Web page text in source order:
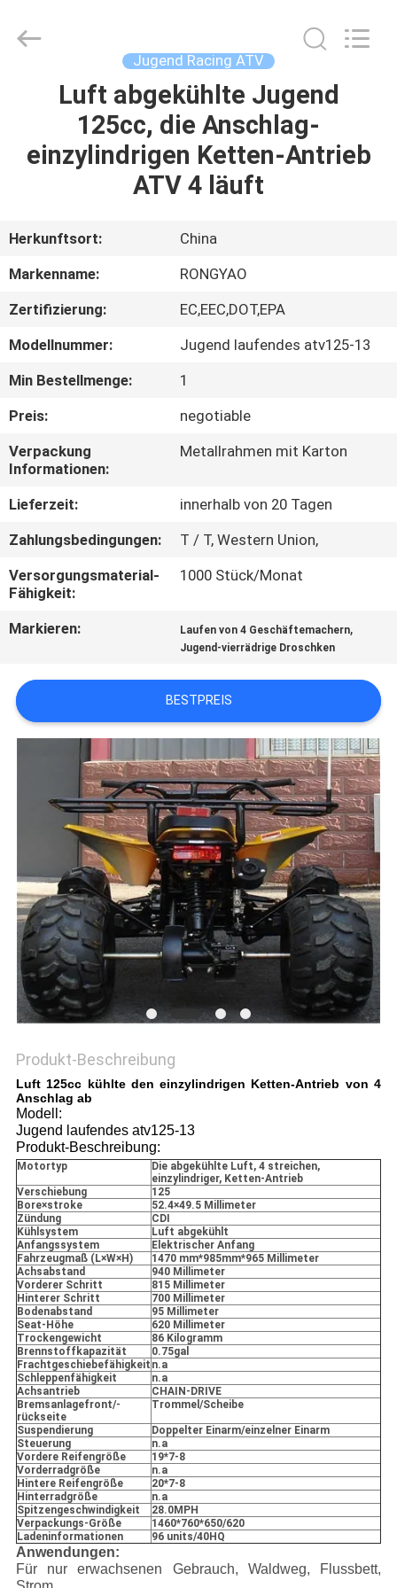
HAUS
PRODUKTE
UNS
AUSFLUG
QUALITÄTSKONTROLLE
TRETEN
SIE
MIT
UNS
VERBINDUNG
SIE
EIN
ZITAT
SITEMAP
DATENSCHUTZRICHTLINIE
Co.,Ltd.
Jugend Racing ATV
Luft abgekühlte Jugend
125cc, die Anschlag-
einzylindrigen Ketten-Antrieb
ATV 4 läuft
Herkunftsort:
China
Markenname:
RONGYAO
Zertifizierung:
EC,EEC,DOT,EPA
Modellnummer:
Jugend laufendes atv125-13
Min Bestellmenge:
1
Preis:
negotiable
Verpackung
Informationen:
Metallrahmen mit Karton
Lieferzeit:
innerhalb von 20 Tagen
Zahlungsbedingungen:
T / T, Western Union,
Versorgungsmaterial-
Fähigkeit:
1000 Stück/Monat
Markieren: Laufen von 4 Geschäftemachern,
Jugend-vierrädrige Droschken
BESTPREIS
Produkt-Beschreibung
Luft 125cc kühlte den einzylindrigen Ketten-Antrieb von 4
Anschlag ab
Modell:
Jugend laufendes atv125-13
Produkt-Beschreibung:
Motortyp
Die abgekühlte Luft, 4 streichen,
einzylindriger, Ketten-Antrieb
Verschiebung
125
Bore×stroke
52.4×49.5 Millimeter
Zündung
CDI
Kühlsystem
Luft abgekühlt
Anfangssystem
Elektrischer Anfang
Fahrzeugmaß (L×W×H)
1470 mm*985mm*965 Millimeter
Achsabstand
940 Millimeter
Vorderer Schritt
815 Millimeter
Hinterer Schritt
700 Millimeter
Bodenabstand
95 Millimeter
Seat-Höhe
620 Millimeter
Trockengewicht
86 Kilogramm
Brennstoffkapazität
0.75gal
Frachtgeschiebefähigkeit n.a
Schleppenfähigkeit
n.a
Achsantrieb
CHAIN-DRIVE
Bremsanlagefront/-
rückseite
Trommel/Scheibe
Suspendierung
Doppelter Einarm/einzelner Einarm
Steuerung
n.a
Vordere Reifengröße
19*7-8
Vorderradgröße
n.a
Hintere Reifengröße
20*7-8
Hinterradgröße
n.a
Spitzengeschwindigkeit
28.0MPH
Verpackungs-Größe
1460*760*650/620
Ladeninformationen
96 units/40HQ
Anwendungen:
Für nur erwachsenen Gebrauch, Waldweg, Flussbett,